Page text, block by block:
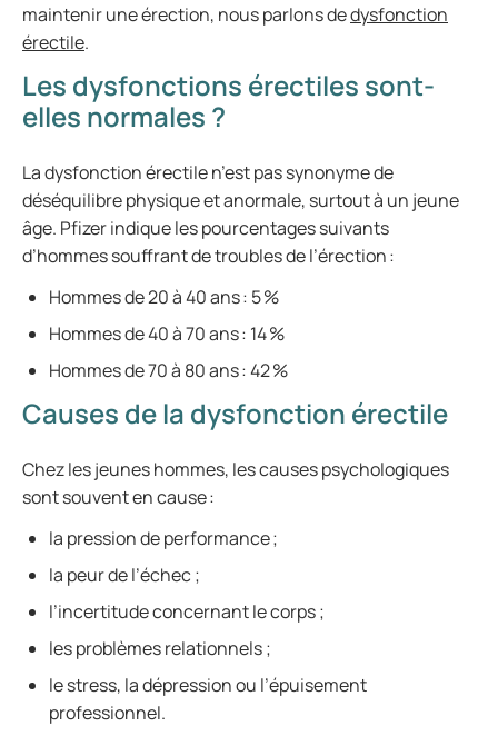
maintenir une érection, nous parlons dedysfonction
érectile.
Les dysfonctions érectiles sont-
elles normales ?
La dysfonction érectile n’est pas synonyme de
déséquilibre physique et anormale, surtout à un jeune
âge. Pfizer indique les pourcentages suivants
d’hommes souffrant de troubles de l’érection :
Hommes de 20 à 40 ans : 5 %
Hommes de 40 à 70 ans : 14 %
Hommes de 70 à 80 ans : 42 %
Causes de la dysfonction érectile
Chez les jeunes hommes, les causes psychologiques
sont souvent en cause :
la pression de performance ;
la peur de l’échec ;
l’incertitude concernant le corps ;
les problèmes relationnels ;
le stress, la dépression ou l’épuisement
professionnel.